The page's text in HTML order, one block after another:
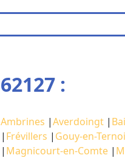
62127 :
Ambrines |Averdoingt |
| Frévillers | Gouy-en-
| Magnicourt-en-Comte |